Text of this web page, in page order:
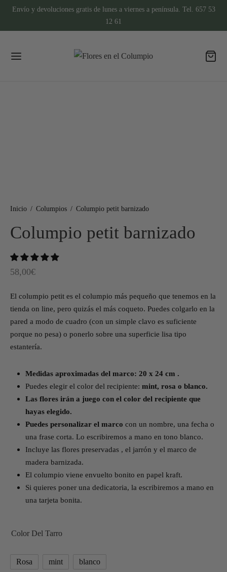
Envío y devoluciones gratis de lunes a viernes a península. Tel. 657 53
12 61
Inicio / Columpios / Columpio petit barnizado
Columpio petit barnizado
58,00€
El columpio petit es el columpio más pequeño que tenemos en la
tienda on line, pero quizás el más coqueto. Puedes colgarlo en la
pared a modo de cuadro (con un simple clavo es suficiente
porque no pesa) o ponerlo sobre una superficie lisa tipo
estantería.
Medidas aproximadas del marco: 20 x 24 cm .
Puedes elegir el color del recipiente:mint, rosa o blanco.
Las flores irán a juego con el color del recipiente que
hayas elegido.
Puedes personalizar el marco con un nombre, una fecha o
una frase corta. Lo escribiremos a mano en tono blanco.
Incluye las flores preservadas , el jarrón y el marco de
madera barnizada.
El columpio viene envuelto bonito en papel kraft.
Si quieres poner una dedicatoria, la escribiremos a mano en
una tarjeta bonita.
Color Del Tarro
Rosa mint blanco